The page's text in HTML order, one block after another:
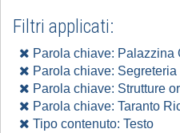
Filtri applicati:
Parola chiave: Palazzina
Parola chiave: Segreteria
Parola chiave: Strutture
Parola chiave: Taranto
Tipo contenuto: Testo